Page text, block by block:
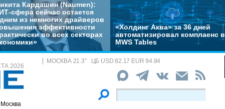
Кардашин (Naumen):
сфера сейчас остается
из немногих драйверов
эффективности
во всех секторах
«Холдинг Аква» за 36 дней
автоматизировал комплаенс в
MWS Tables
2026
МОСКВА 21.3° ЦБ USD 82.17 EUR 94.84